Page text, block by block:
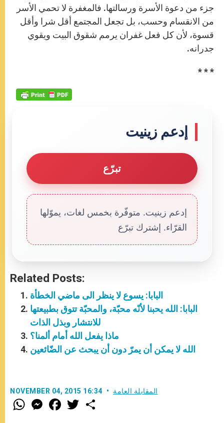
جزء من دعوة‏ الأسرة ‏ورسالتها. فالمغفرة لا تحمي الأسر
من الانقسام وحسب، بل تجعل المجتمع أقل شرا وأقل
قسوة، لأن ‏كل فعل غفران يرمم شقوق البيت ويقوي
جدرانه.‏
* * *
إدعم زينيت
تبرّع
إدعم زينيت. متوفّرة بخمس لغات، يموّلها
القرّاء. إشترك تبرّع
Related Posts:
البابا: يسوع لا ينظر الى ماضي الخطأة
البابا: الله يحبنا لأنّه محبّة، والمحبّة تتوق بطبيعتها
للانتشار وبذل الذات
ماذا يفعل الله أمام ألمنا؟
الله لا يمكن أن يمرّ دون أن يبحث عن الضّائعين
NOVEMBER 04, 2015 16:34 المقابلة العامة
W
h
M
e
F
a w